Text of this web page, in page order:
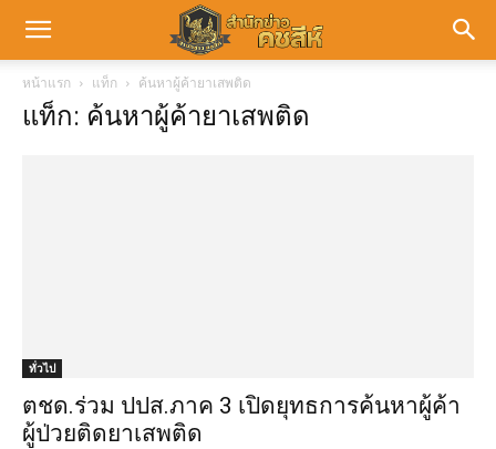
หน้าแรก แท็ก ค้นหาผู้ค้ายาเสพติด
แท็ก: ค้นหาผู้ค้ายาเสพติด
ทั่วไป
ตชด.ร่วม ปปส.ภาค 3 เปิดยุทธการค้นหาผู้ค้า
ผู้ป่วยติดยาเสพติด